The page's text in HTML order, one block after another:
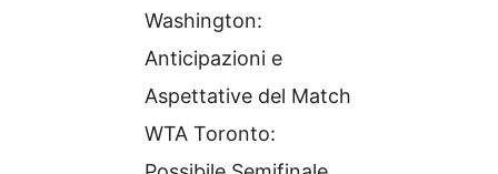
Washington:
Anticipazioni e
Aspettative del Match
WTA Toronto: